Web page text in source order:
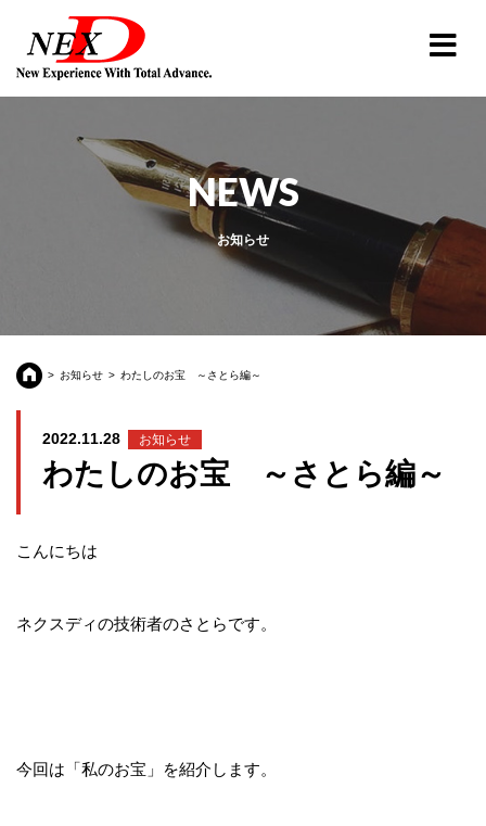
NEWS
お知らせ
お知らせ わたしのお宝 ～さとら編～
2022.11.28 お知らせ
わたしのお宝 ～さとら編～
こんにちは
ネクスディの技術者のさとらです。
今回は「私のお宝」を紹介します。